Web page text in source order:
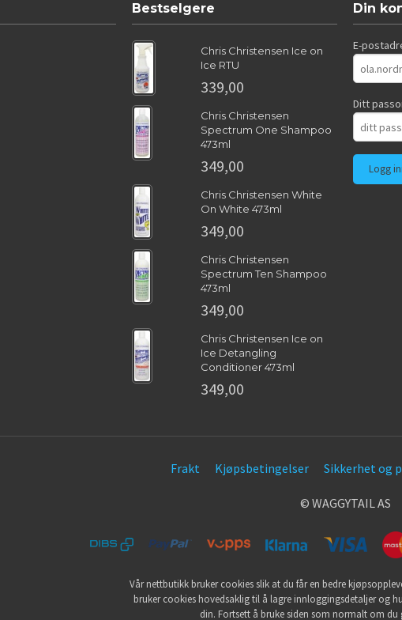
Bestselgere
Chris Christensen Ice on
Ice RTU
339,00
Chris Christensen
Spectrum One Shampoo
473ml
349,00
Chris Christensen White
On White 473ml
349,00
Chris Christensen
Spectrum Ten Shampoo
473ml
349,00
Chris Christensen Ice on
Ice Detangling
Conditioner 473ml
349,00
Din
E-
Ditt
Frakt Kjøpsbetingelser Sikkerhet og
© WAGGYTAIL AS
Vår nettbutikk bruker cookies slik at du får en bedre
bruker cookies hovedsaklig til å lagre innloggingsdetaljer og
din. Fortsett å bruke siden som normalt om du